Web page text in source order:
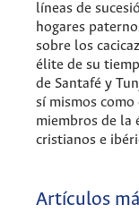
líneas de
hogares
sobre los
élite de su
de Santafé y
sí mismos
miembros de la
cristianos e
Artículos